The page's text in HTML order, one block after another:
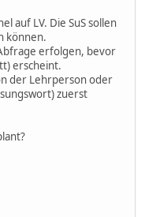
auf LV. Die SuS sollen
können.
erfolgen, bevor
erscheint.
der Lehrperson oder
zuerst